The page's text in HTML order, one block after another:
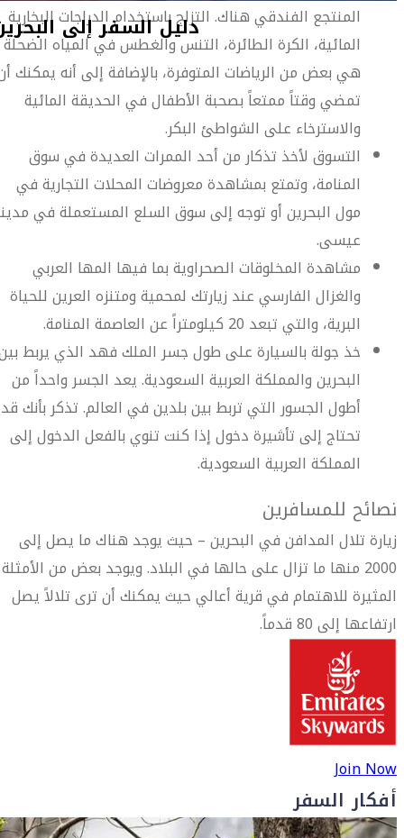
دليل السفر إلى
المنتجع الفندقي هناك. التزلج باستخدام الدراجات البخارية
المائية، الكرة الطائرة، التنس والغطس في المياه الضحلة
هي بعض من الرياضات المتوفرة، بالإضافة إلى أنه يمكنك
تمضي وقتاً ممتعاً بصحبة الأطفال في الحديقة المائية
والاسترخاء على الشواطئ البكر.
التسوق لأخذ تذكار من أحد الممرات العديدة في سوق
المنامة، وتمتع بمشاهدة معروضات المحلات التجارية في
مول البحرين أو توجه إلى سوق السلع المستعملة في
عيسى.
مشاهدة المخلوقات الصحراوية بما فيها المها العربي
والغزال الفارسي عند زيارتك لمحمية ومتنزه العرين للحياة
البرية، والتي تبعد 20 كيلومتراً عن العاصمة المنامة.
خذ جولة بالسيارة على طول جسر الملك فهد الذي يربط
البحرين والمملكة العربية السعودية. يعد الجسر واحداً من
أطول الجسور التي تربط بين بلدين في العالم. تذكر بأنك قد
تحتاج إلى تأشيرة دخول إذا كنت تنوي بالفعل الدخول إلى
المملكة العربية السعودية.
نصائح للمسافرين
زيارة تلال المدافن في البحرين – حيث يوجد هناك ما يصل إلى
2000 منها ما تزال على حالها في البلاد. ويوجد بعض من الأمثلة
المثيرة للاهتمام في قرية أعالي حيث يمكنك أن ترى تلالاً يصل
ارتفاعها إلى 80 قدماً.
Join Now
أفكار السفر